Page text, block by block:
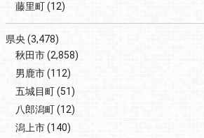
藤里町(12)
県央(3,478)
秋田市(2,858)
男鹿市(112)
五城目町(51)
八郎潟町(12)
潟上市(140)